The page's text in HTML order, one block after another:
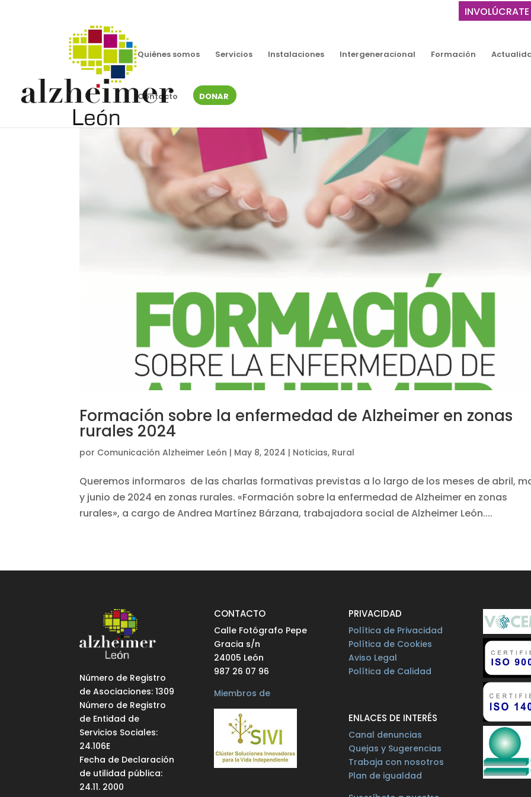
INVOLÚCRATE
Quiénes somos Servicios Instalaciones Intergeneracional Formación
Contacto DONAR
Formación sobre la enfermedad de Alzheimer en zonas
rurales 2024
por Comunicación Alzheimer León | May 8, 2024 | Noticias, Rural
Queremos informaros de las charlas formativas previstas a lo largo de los meses de abril,
y junio de 2024 en zonas rurales. «Formación sobre la enfermedad de Alzheimer en zonas
rurales», a cargo de Andrea Martínez Bárzana, trabajadora social de Alzheimer León....
Número de Registro
de Asociaciones: 1309
Número de Registro
de Entidad de
Servicios Sociales:
24.106E
Fecha de Declaración
de utilidad pública:
24.11. 2000
CONTACTO
Calle Fotógrafo Pepe
Gracia s/n
24005 León
987 26 07 96
Miembros de
PRIVACIDAD
Política de Privacidad
Política de Cookies
Aviso Legal
Política de Calidad
ENLACES DE INTERÉS
Canal denuncias
Quejas y Sugerencias
Trabaja con nosotros
Plan de igualdad